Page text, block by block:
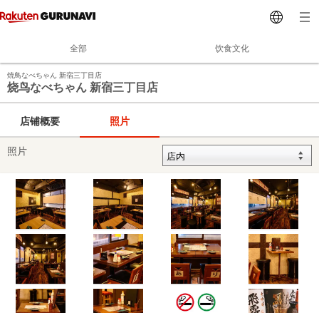
全部 饮食文化
焼鳥なべちゃん 新宿三丁目店
烧鸟なべちゃん 新宿三丁目店
店铺概要 照片
照片